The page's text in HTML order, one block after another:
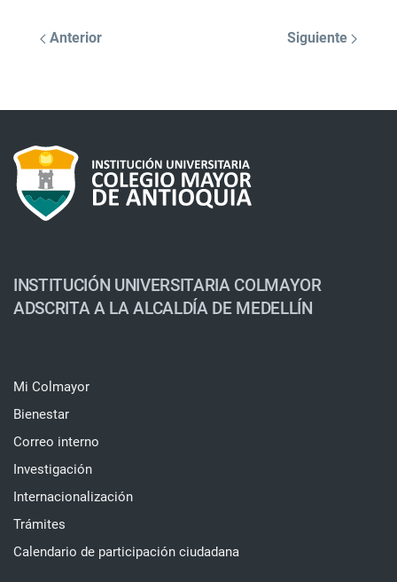
Anterior Siguiente
INSTITUCIÓN UNIVERSITARIA COLMAYOR
ADSCRITA A LA ALCALDÍA DE MEDELLÍN
Mi Colmayor
Bienestar
Correo interno
Investigación
Internacionalización
Trámites
Calendario de participación ciudadana